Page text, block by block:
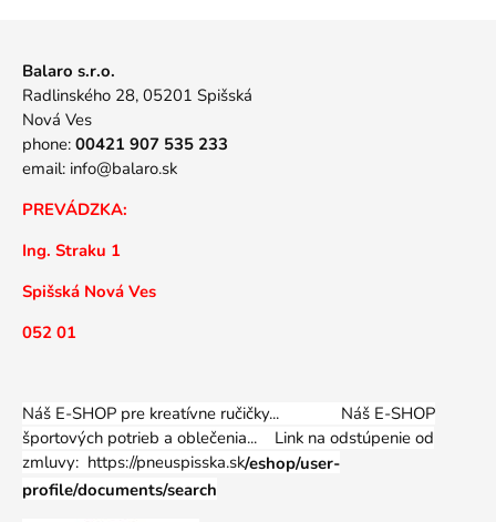
Balaro s.r.o.
Radlinského 28, 05201 Spišská
Nová Ves
phone: 00421 907 535 233
email: info@balaro.sk
PREVÁDZKA:
Ing. Straku 1
Spišská Nová Ves
052 01
Náš E-SHOP pre kreatívne ručičky... Náš E-SHOP
športových potrieb a oblečenia... Link na odstúpenie od
zmluvy: https://pneuspisska.sk/eshop/user-
profile/documents/search